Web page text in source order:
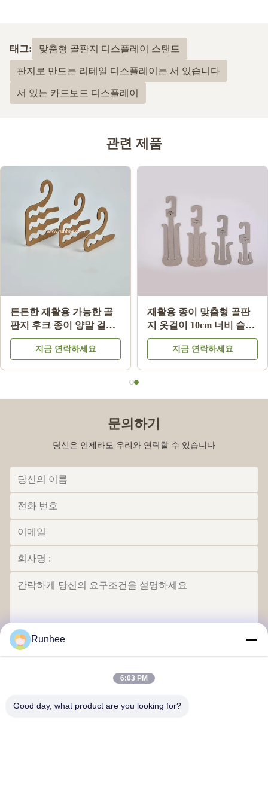
태그: 맞춤형 골판지 디스플레이 스탠드
판지로 만드는 리테일 디스플레이는 서 있습니다
서 있는 카드보드 디스플레이
관련 제품
생분해성 골판지 옷걸이
친환경 성인용 골판지 옷
걸이
지금 연락하세요
ISO9001 FSC SGS 인증 골
판지 속옷 옷걸이, 소매 디
스플레이용 100% 재활용
종이 사용지금 연락하세요
문의하기
당신은 언제라도 우리와 연락할 수 있습니다
Runhee
6:03 PM
Good day, what product are you looking for?